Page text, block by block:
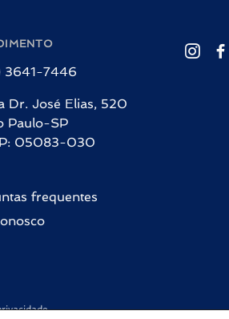
3641-7446
Dr. José Elias, 520
Paulo-SP
05083-030
frequentes